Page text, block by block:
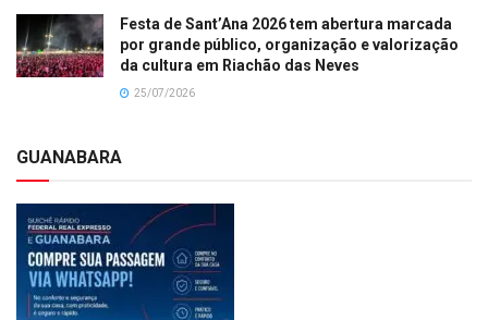
Festa de Sant’Ana 2026 tem abertura marcada
por grande público, organização e valorização
da cultura em Riachão das Neves
25/07/2026
GUANABARA